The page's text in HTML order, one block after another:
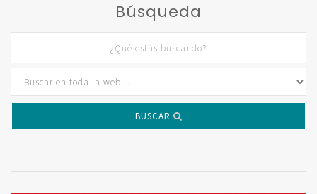
Búsqueda
BUSCAR